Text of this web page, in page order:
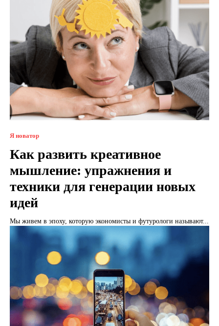
Я новатор
Как развить креативное
мышление: упражнения и
техники для генерации новых
идей
Мы живем в эпоху, которую экономисты и футурологи называют...